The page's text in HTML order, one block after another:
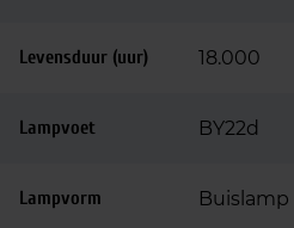
Levensduur (uur) 18.000
Lampvoet BY22d
Lampvorm Buislamp